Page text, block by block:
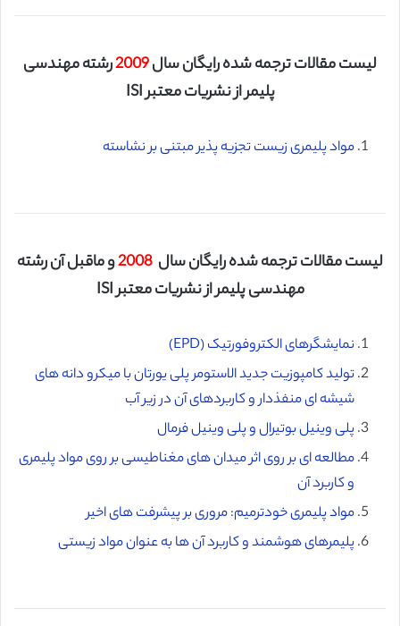
لیست مقالات ترجمه شده رایگان سال2009رشته مهندسی
پلیمر از نشریات معتبر ISI
مواد پلیمری زیست تجزیه پذیر مبتنی بر نشاسته
لیست مقالات ترجمه شده رایگان سال 2008و ماقبل آن رشته
مهندسی پلیمر از نشریات معتبر ISI
نمایشگرهای الکتروفورتیک (EPD)
تولید کامپوزیت جدید الاستومر پلی یورتان با میکرو دانه های
شیشه ای منفذدار و کاربردهای آن در زیر آب
پلی وینیل بوتیرال و پلی وینیل فرمال
مطالعه ای بر روی اثر میدان های مغناطیسی بر روی مواد پلیمری
و کاربرد آن
مواد پلیمری خودترمیم: مروری بر پیشرفت های اخیر
پلیمرهای هوشمند و کاربرد آن ها به عنوان مواد زیستی